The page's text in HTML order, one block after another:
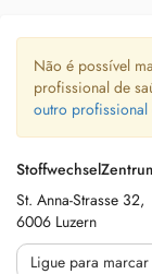
Não é possível
profissional de
outro profissional
St. Anna-Strasse 32,
6006 Luzern
Ligue para marcar